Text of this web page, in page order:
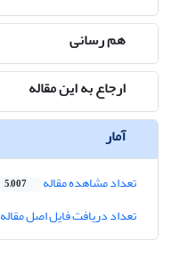
هم رسانی
ارجاع به این مقاله
آمار
تعداد مشاهده مقاله 5,007
تعداد دریافت فایل اصل مقاله